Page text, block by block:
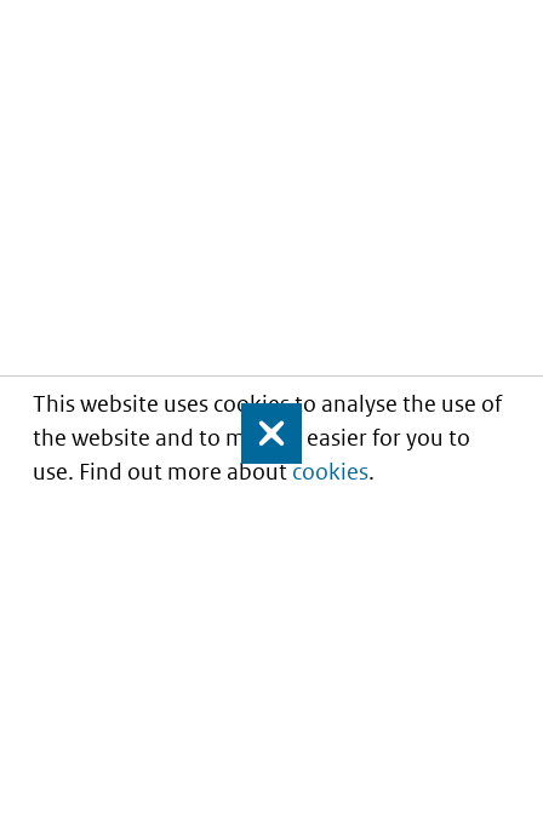
This website uses cookies to analyse the use of
the website and to make it easier for you to
use. Find out more aboutcookies.
Close